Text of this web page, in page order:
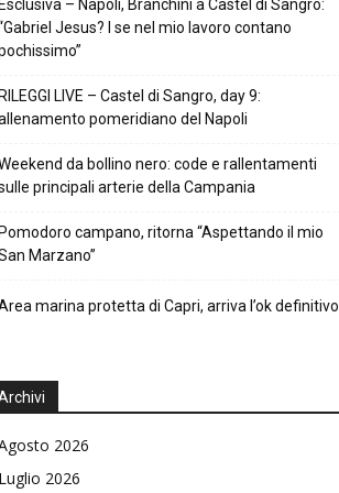
– Napoli, Branchini a Castel di Sangro:
Jesus? I se nel mio lavoro contano
LIVE – Castel di Sangro, day 9:
pomeridiano del Napoli
da bollino nero: code e rallentamenti
principali arterie della Campania
campano, ritorna “Aspettando il mio
Marzano”
marina protetta di Capri, arriva l’ok definitivo
2026
2026